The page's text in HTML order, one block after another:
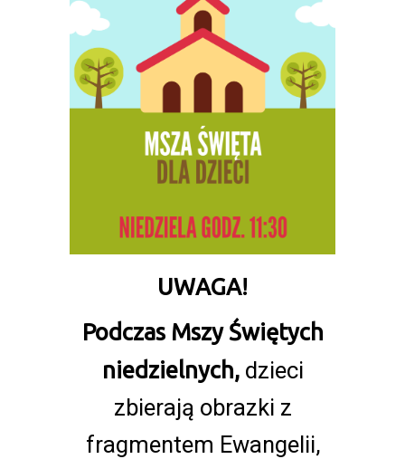
UWAGA!
Podczas Mszy Świętych
niedzielnych,dzieci
zbierają obrazki z
fragmentem Ewangelii,